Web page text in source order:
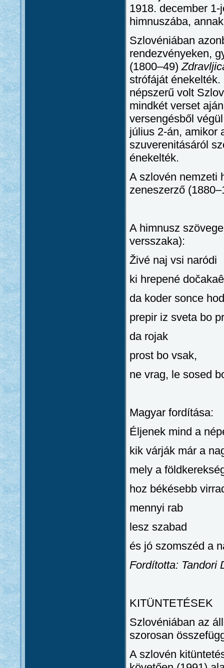
1918. december
himnuszába,
Szlovéniában
rendezvényeken,
(1800–49)
strófáját
népszerű volt
mindkét verset
versengésből
július 2-án, amikor
szuverenitásáról
énekelték.
A szlovén nemzeti
zeneszerző
A himnusz
versszaka):
Živé naj vsi naródi
ki hrepené
da koder sonce
prepir iz sveta bo
da rojak
prost bo vsak,
ne vrag, le sosed
Magyar fordítása:
Éljenek mind a
kik várják már a
mely a
hoz békésebb
mennyi rab
lesz szabad
és jó szomszéd a
Fordította: Tandori
KITÜNTETÉSEK
Szlovéniában az
szorosan
A szlovén